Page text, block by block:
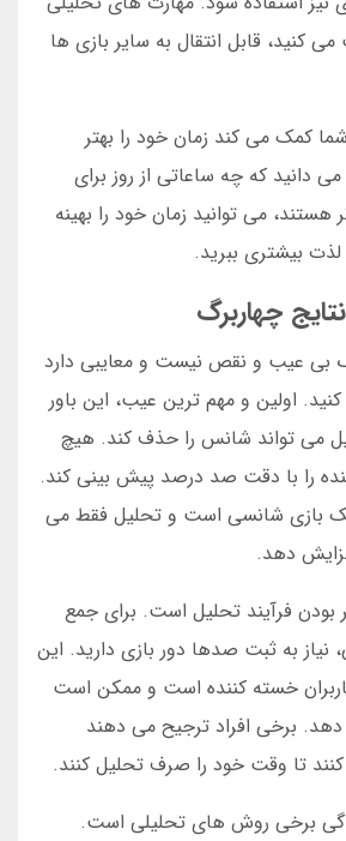
کنید، قابل انتقال به سایر بازی ها
کمک می کند زمان خود را بهتر
دانید که چه ساعاتی از روز برای
می توانید زمان خود را بهینه
لذت بیشتری ببرید.
چهاربرگ
بی عیب و نقص نیست و معایبی دارد
کنید. اولین و مهم ترین عیب، این باور
می تواند شانس را حذف کند. هیچ
را با دقت صد درصد پیش بینی کند.
بازی شانسی است و تحلیل فقط می
دهد.
بودن فرآیند تحلیل است. برای جمع
نیاز به ثبت صدها دور بازی دارید. این
خسته کننده است و ممکن است
دهد. برخی افراد ترجیح می دهند
تا وقت خود را صرف تحلیل کنند.
برخی روش های تحلیلی است.